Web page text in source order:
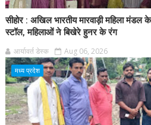
सीहोर : अखिल भारतीय मारवाड़ी महिला
स्टॉल, महिलाओं ने बिखेरे हुनर के रंग
आर्यावर्त डेस्क Aug 06, 2026
मध्य प्रदेश